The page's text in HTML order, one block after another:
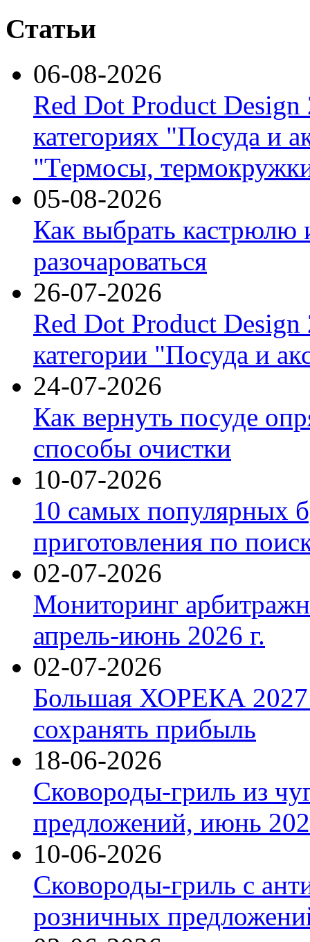
Статьи
06-08-2026
Red Dot Product Design
категориях "Посуда и
"Термосы,
05-08-2026
Как выбрать кастрюлю
разочароваться
26-07-2026
Red Dot Product Design
категории "Посуда и
24-07-2026
Как вернуть посуде
способы очистки
10-07-2026
10 самых популярных
приготовления по
02-07-2026
Мониторинг
апрель-июнь 2026 г.
02-07-2026
Большая ХОРЕКА 2027:
сохранять прибыль
18-06-2026
Сковороды-гриль из
предложений, июнь
10-06-2026
Сковороды-гриль с
розничных